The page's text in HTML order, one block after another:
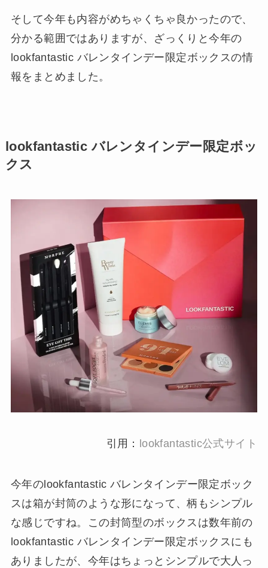
そして今年も内容がめちゃくちゃ良かったので、
分かる範囲ではありますが、ざっくりと今年の
lookfantastic バレンタインデー限定ボックスの情
報をまとめました。
lookfantastic バレンタインデー限定ボッ
クス
引用： lookfantastic公式サイト
今年のlookfantastic バレンタインデー限定ボック
スは箱が封筒のような形になって、柄もシンプル
な感じですね。この封筒型のボックスは数年前の
lookfantastic バレンタインデー限定ボックスにも
ありましたが、今年はちょっとシンプルで大人っ